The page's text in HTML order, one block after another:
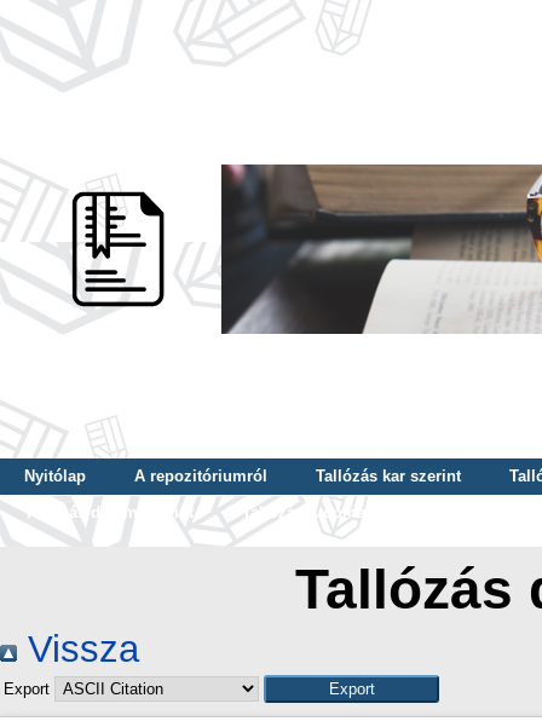
Nyitólap A repozitóriumról Tallózás kar szerint
Tallózás dátum szerint
Tallózás tudományterület szerint
Tallózás
Vissza
Export